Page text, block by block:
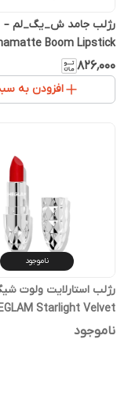
رژلب جامد ش_یگ_لم –
Boom Lipstick
۸۲۶٬۰۰۰
افزودن به
ناموجود
رژلب استارلایت ولوت
Starlight Velvet
Lipstick
ناموجود